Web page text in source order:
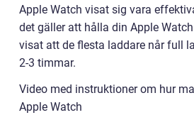
Apple Watch visat sig vara
det gäller att hålla din Apple
visat att de flesta laddare når full
2-3 timmar.
Video med instruktioner om hur
Apple Watch